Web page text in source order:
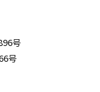
号
号